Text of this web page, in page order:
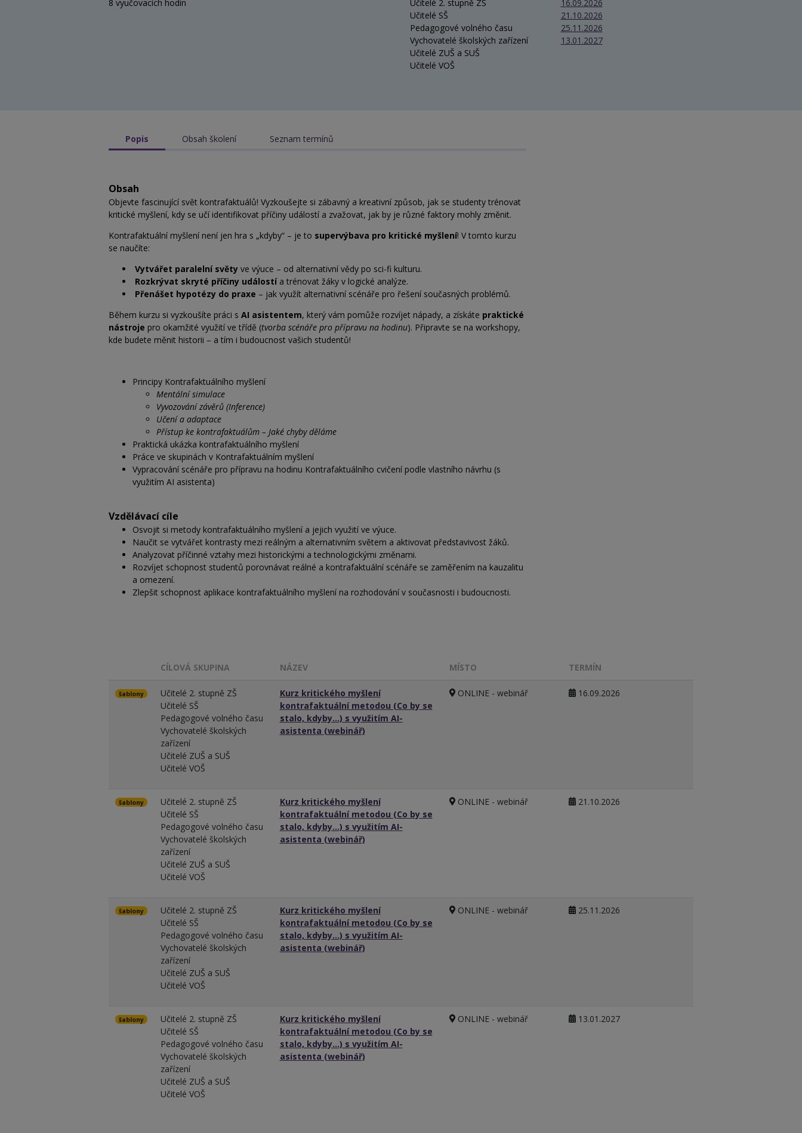
8 vyučovacích hodin
Učitelé 2. stupně ZŠ
Učitelé SŠ
Pedagogové volného času
Vychovatelé školských zařízení
Učitelé ZUŠ a SUŠ
Učitelé VOŠ
16.09.2026
21.10.2026
25.11.2026
13.01.2027
Popis Obsah školení Seznam termínů
Obsah
Objevte fascinující svět kontrafaktuálů! Vyzkoušejte si zábavný a kreativní způsob, jak se studenty trénovat
kritické myšlení, kdy se učí identifikovat příčiny událostí a zvažovat, jak by je různé faktory mohly změnit.
Kontrafaktuální myšlení není jen hra s „kdyby“ – je to supervýbava pro kritické myšlení! V tomto kurzu
se naučíte:
Vytvářet paralelní světy ve výuce – od alternativní vědy po sci-fi kulturu.
Rozkrývat skryté příčiny událostía trénovat žáky v logické analýze.
Přenášet hypotézy do praxe – jak využít alternativní scénáře pro řešení současných problémů.
Během kurzu si vyzkoušíte práci s AI asistentem, který vám pomůže rozvíjet nápady, a získáte praktické
nástroje pro okamžité využití ve třídě (tvorba scénáře pro přípravu na hodinu). Připravte se na workshopy,
kde budete měnit historii – a tím i budoucnost vašich studentů!
Principy Kontrafaktuálního myšlení
Mentální simulace
Vyvozování závěrů (Inference)
Učení a adaptace
Přístup ke kontrafaktuálům – Jaké chyby děláme
Praktická ukázka kontrafaktuálního myšlení
Práce ve skupinách v Kontrafaktuálním myšlení
Vypracování scénáře pro přípravu na hodinu Kontrafaktuálního cvičení podle vlastního návrhu (s
využitím AI asistenta)
Vzdělávací cíle
Osvojit si metody kontrafaktuálního myšlení a jejich využití ve výuce.
Naučit se vytvářet kontrasty mezi reálným a alternativním světem a aktivovat představivost žáků.
Analyzovat příčinné vztahy mezi historickými a technologickými změnami.
Rozvíjet schopnost studentů porovnávat reálné a kontrafaktuální scénáře se zaměřením na kauzalitu
a omezení.
Zlepšit schopnost aplikace kontrafaktuálního myšlení na rozhodování v současnosti i budoucnosti.
CÍLOVÁ SKUPINA NÁZEV MÍSTO TERMÍN
šablony
Učitelé 2. stupně ZŠ
Učitelé SŠ
Pedagogové volného času
Vychovatelé školských
zařízení
Učitelé ZUŠ a SUŠ
Učitelé VOŠ
Kurz kritického myšlení
kontrafaktuální metodou (Co by se
stalo, kdyby…) s využitím AI-
asistenta (webinář)
ONLINE - webinář 16.09.2026
šablony
Učitelé 2. stupně ZŠ
Učitelé SŠ
Pedagogové volného času
Vychovatelé školských
zařízení
Učitelé ZUŠ a SUŠ
Učitelé VOŠ
Kurz kritického myšlení
kontrafaktuální metodou (Co by se
stalo, kdyby…) s využitím AI-
asistenta (webinář)
ONLINE - webinář 21.10.2026
šablony
Učitelé 2. stupně ZŠ
Učitelé SŠ
Pedagogové volného času
Vychovatelé školských
zařízení
Učitelé ZUŠ a SUŠ
Učitelé VOŠ
Kurz kritického myšlení
kontrafaktuální metodou (Co by se
stalo, kdyby…) s využitím AI-
asistenta (webinář)
ONLINE - webinář 25.11.2026
šablony
Učitelé 2. stupně ZŠ
Učitelé SŠ
Pedagogové volného času
Vychovatelé školských
zařízení
Učitelé ZUŠ a SUŠ
Učitelé VOŠ
Kurz kritického myšlení
kontrafaktuální metodou (Co by se
stalo, kdyby…) s využitím AI-
asistenta (webinář)
ONLINE - webinář 13.01.2027